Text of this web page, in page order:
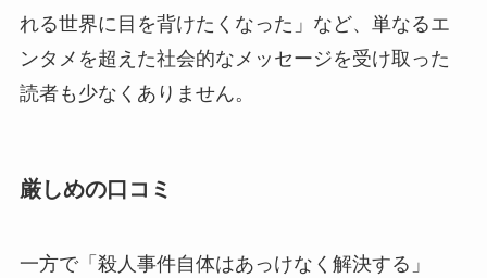
れる世界に目を背けたくなった」など、単なるエ
ンタメを超えた社会的なメッセージを受け取った
読者も少なくありません。
厳しめの口コミ
一方で「殺人事件自体はあっけなく解決する」